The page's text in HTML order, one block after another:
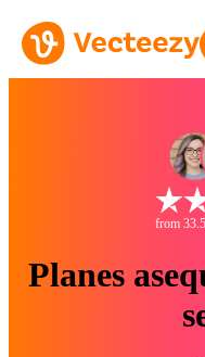
from
Planes